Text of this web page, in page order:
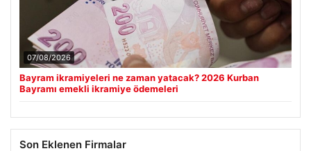
07/08/2026
Bayram ikramiyeleri ne zaman yatacak? 2026 Kurban
Bayramı emekli ikramiye ödemeleri
Son Eklenen Firmalar